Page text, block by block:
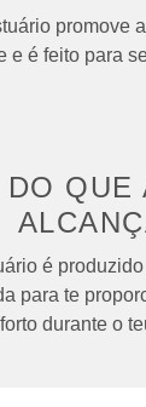
promove
e é feito para
QUE
é
para te
durante o